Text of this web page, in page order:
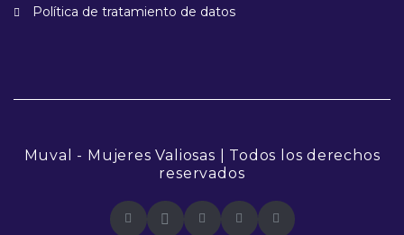
Política de tratamiento de datos
Muval - Mujeres Valiosas | Todos los derechos
reservados